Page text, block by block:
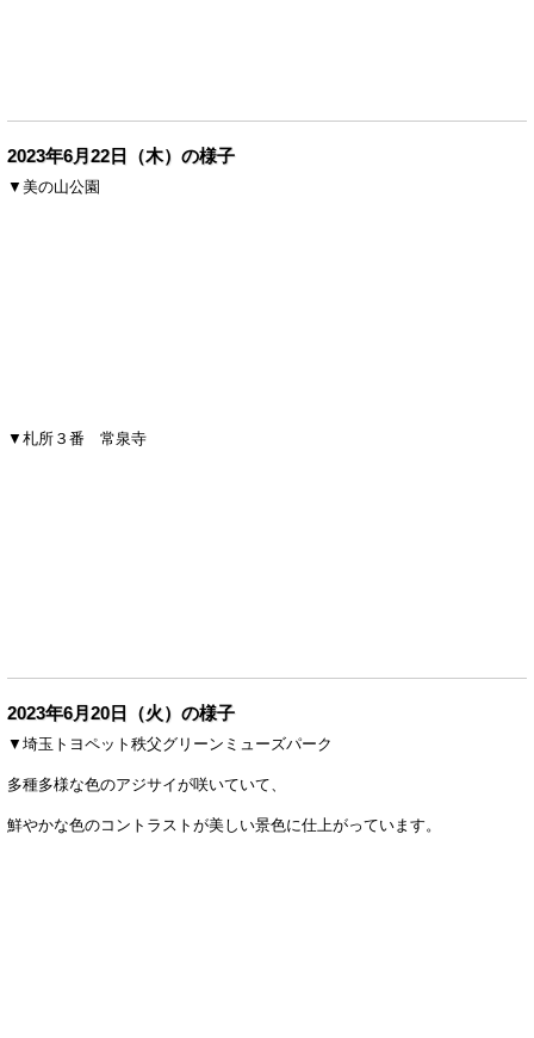
2023年6月22日（木）の様子
▼美の山公園
▼札所３番 常泉寺
2023年6月20日（火）の様子
▼埼玉トヨペット秩父グリーンミューズパーク
多種多様な色のアジサイが咲いていて、
鮮やかな色のコントラストが美しい景色に仕上がっています。